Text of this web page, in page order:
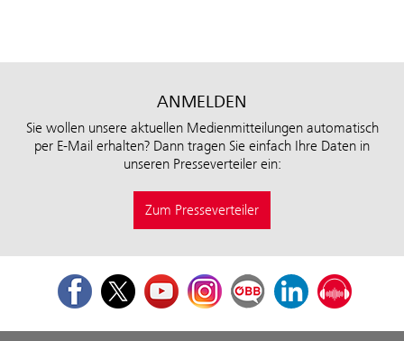
ANMELDEN
Sie wollen unsere aktuellen Medienmitteilungen automatisch
per E-Mail erhalten? Dann tragen Sie einfach Ihre Daten in
unseren Presseverteiler ein:
Zum Presseverteiler
FacebookTwitterYoutubeInstagramÖBB Corporate Blog
LinkedInPodcast